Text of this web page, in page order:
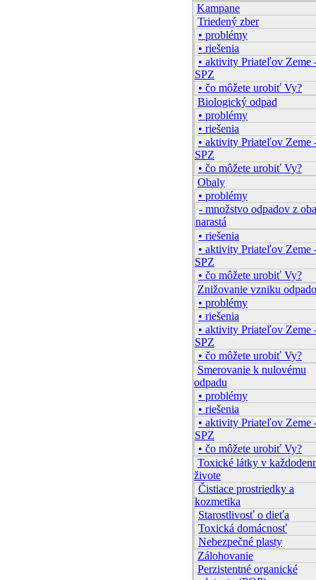
Kampane
Triedený zber
• problémy
• riešenia
• aktivity Priateľov Zeme
SPZ
• čo môžete urobiť Vy?
Biologický odpad
• problémy
• riešenia
• aktivity Priateľov Zeme
SPZ
• čo môžete urobiť Vy?
Obaly
• problémy
- množstvo odpadov z
narastá
• riešenia
• aktivity Priateľov Zeme
SPZ
• čo môžete urobiť Vy?
Znižovanie vzniku
• problémy
• riešenia
• aktivity Priateľov Zeme
SPZ
• čo môžete urobiť Vy?
Smerovanie k nulovému
odpadu
• problémy
• riešenia
• aktivity Priateľov Zeme
SPZ
• čo môžete urobiť Vy?
Toxické látky v
živote
Čistiace prostriedky a
kozmetika
Starostlivosť o dieťa
Toxická domácnosť
Nebezpečné plasty
Zálohovanie
Perzistentné organické